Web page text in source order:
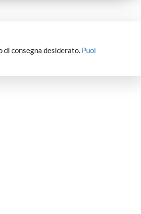
di consegna desiderato. Puoi